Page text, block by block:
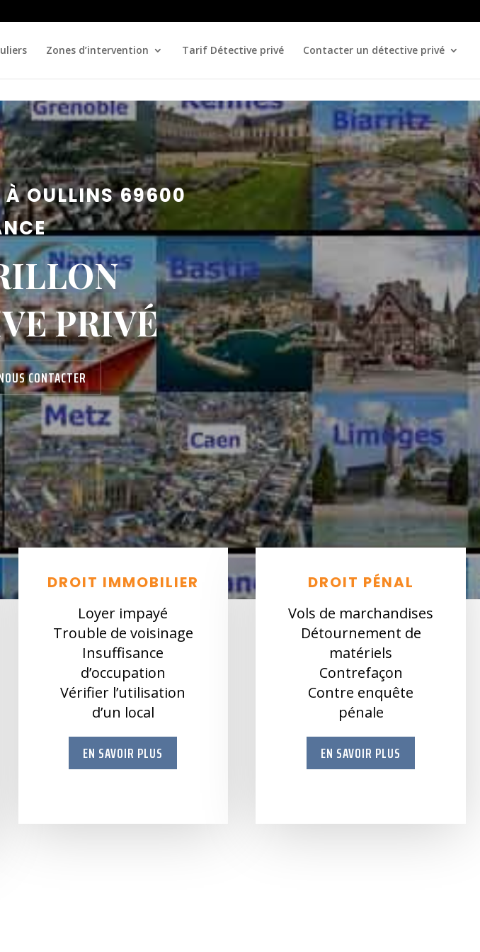
Zones d’intervention Tarif Détective privé Contacter un détective privé
À OULLINS 69600
PRIVÉ
CONTACTER
DROIT IMMOBILIER
Loyer impayé
Trouble de voisinage
Insuffisance
d’occupation
Vérifier l’utilisation
d’un local
EN SAVOIR PLUS
DROIT PÉNAL
Vols de marchandises
Détournement de
matériels
Contrefaçon
Contre enquête
pénale
EN SAVOIR PLUS